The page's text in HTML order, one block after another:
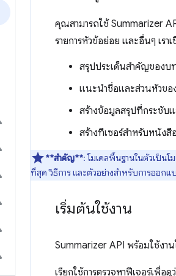
คุณสามารถใช้ Summarizer
รายการหัวข้อย่อย และอื่นๆ เร
สรุปประเด็นสำคัญของบ
แนะนำชื่อและส่วนหัวขอ
สร้างข้อมูลสรุปที่กระชับ
สร้างทีเซอร์สำหรับหนังสื
**สำคัญ**: โมเดลพื้นฐานในตัวเป็นโ
ที่สุด วิธีการ และตัวอย่างสำหรับการออกแ
เริ่มต้นใช้งาน
Summarizer API พร้อมใช้งา
เรียกใช้การตรวจหาฟีเจอร์เพื่อ